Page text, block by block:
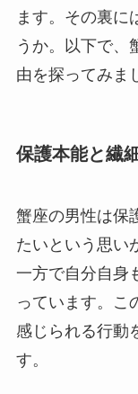
ます。その裏に
うか。以下で、
由を探ってみま
保護本能と繊
蟹座の男性は保
たいという思い
一方で自分自身
っています。こ
感じられる行動
す。